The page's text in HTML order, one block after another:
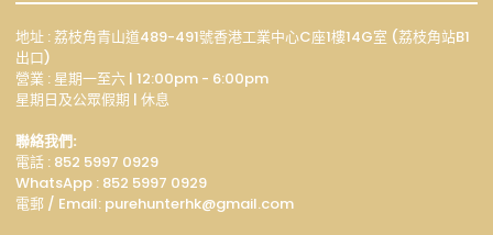
地址 : 荔枝角青山道489-491號香港工業中心C座1樓14G室 (荔枝角站B1
出口)
營業 : 星期一至六 | 12:00pm - 6:00pm
星期日及公眾假期 | 休息
聯絡我們:
電話 : 852 5997 0929
WhatsApp : 852 5997 0929
電郵 / Email: purehunterhk@gmail.com